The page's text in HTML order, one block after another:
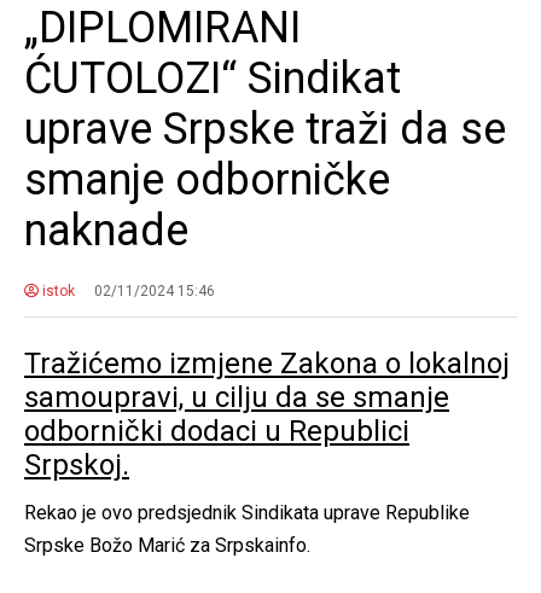
„DIPLOMIRANI
ĆUTOLOZI“ Sindikat
uprave Srpske traži da se
smanje odborničke
naknade
istok 02/11/2024 15:46
Tražićemo izmjene Zakona o lokalnoj
samoupravi, u cilju da se smanje
odbornički dodaci u Republici
Srpskoj.
Rekao je ovo predsjednik Sindikata uprave Republike
Srpske Božo Marić za Srpskainfo.